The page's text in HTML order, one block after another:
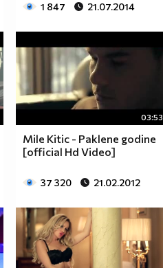
1 847 21.07.2014
03:53
Mile Kitic - Paklene godine
[official Hd Video]
37 320 21.02.2012